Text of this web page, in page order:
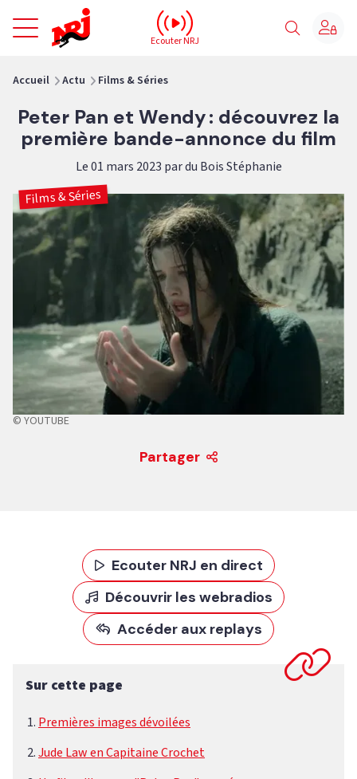
NRJ - Accueil
Ecouter NRJ
Accueil Actu Films & Séries
Peter Pan et Wendy : découvrez la
première bande-annonce du film
Le 01 mars 2023 par du Bois Stéphanie
Films & Séries
© YOUTUBE
Partager
Ecouter NRJ en direct
Découvrir les webradios
Accéder aux replays
Sur cette page
Premières images dévoilées
Jude Law en Capitaine Crochet